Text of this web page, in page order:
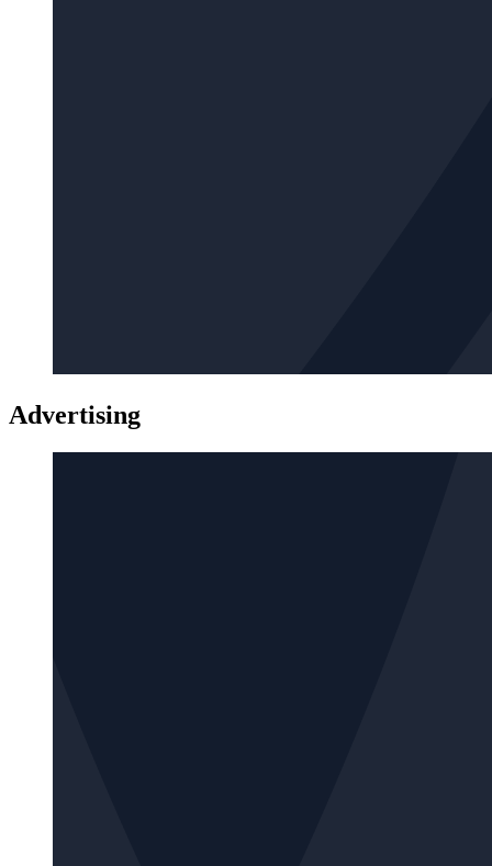
Advertising